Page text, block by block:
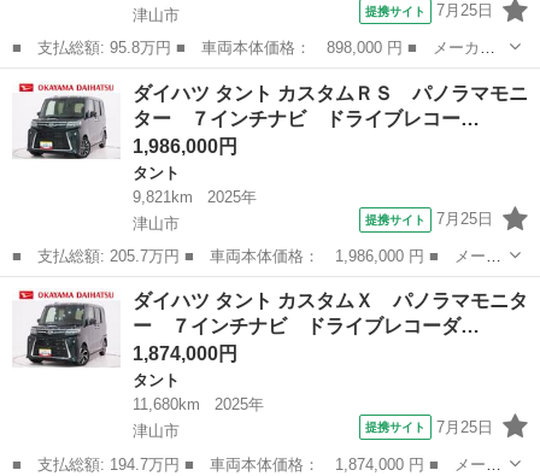
津山市
提携サイト 7月25日
■ 支払総額: 95.8万円 ■ 車両本体価格： 898,000 円 ■ メーカー
名： ダイハツ ■ 車種名： タント ■ グレード名： カスタム
Ｘ 左側パワースライドドア オートライト キーフリー アイドリ
ングストップ ...
岡山 津山市 タント
ダイハツ タント カスタムＲＳ パノラマモニ
ター ７インチナビ ドライブレコー…
1,986,000円
タント
9,821km
2025年
津山市
提携サイト 7月25日
■ 支払総額: 205.7万円 ■ 車両本体価格： 1,986,000 円 ■ メーカ
ー名： ダイハツ ■ 車種名： タント ■ グレード名： カスタム
ＲＳ パノラマモニター ７インチナビ ドライブレコーダー 両側
パワース...
岡山 津山市 タント
ダイハツ タント カスタムＸ パノラマモニタ
ー ７インチナビ ドライブレコーダ…
1,874,000円
タント
11,680km
2025年
津山市
提携サイト 7月25日
■ 支払総額: 194.7万円 ■ 車両本体価格： 1,874,000 円 ■ メーカ